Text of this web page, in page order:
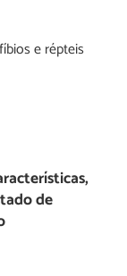
e répteis
de